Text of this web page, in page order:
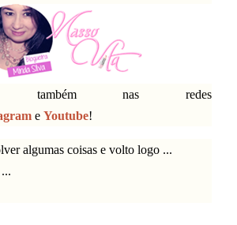
nos também nas redes
e Youtube!
algumas coisas e volto logo ...